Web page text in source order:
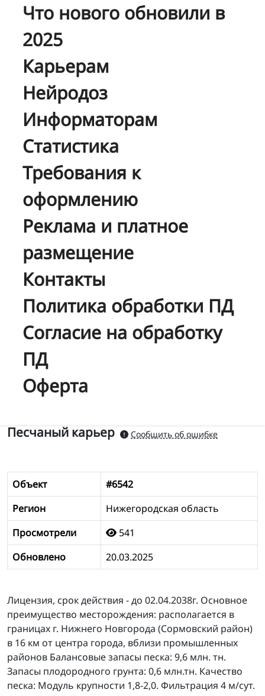
Что нового обновили в
2025
Карьерам
Нейродоз
Информаторам
Статистика
Требования к
оформлению
Реклама и платное
размещение
Контакты
Политика обработки ПД
Согласие на обработку
ПД
Оферта
Песчаный карьер Сообщить об ошибке
Объект
#6542
Регион
Нижегородская область
Просмотрели
541
Обновлено
20.03.2025
Лицензия, срок действия - до 02.04.2038г. Основное
преимущество месторождения: располагается в
границах г. Нижнего Новгорода (Сормовский район)
в 16 км от центра города, вблизи промышленных
районов Балансовые запасы песка: 9,6 млн. тн.
Запасы плодородного грунта: 0,6 млн.тн. Качество
песка: Модуль крупности 1,8-2,0. Фильтрация 4 м/сут.